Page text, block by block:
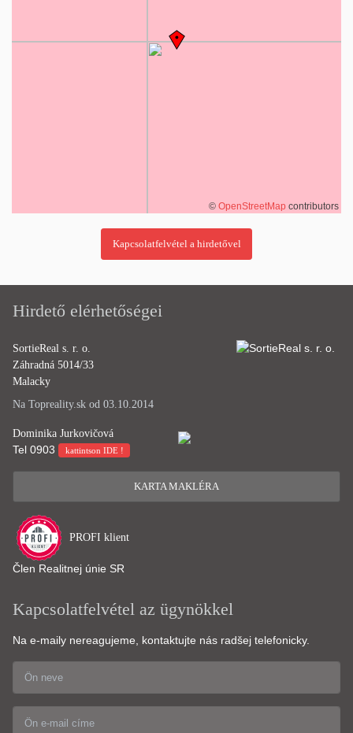
© OpenStreetMap contributors
Hirdető elérhetőségei
SortieReal s. r. o.
Záhradná 5014/33
Malacky
Na Topreality.sk od 03.10.2014
Dominika Jurkovičová
Tel 0903 kattintson IDE !
KARTA MAKLÉRA
PROFI klient
Člen Realitnej únie SR
Kapcsolatfelvétel az ügynökkel
Na e-maily nereagujeme, kontaktujte nás radšej telefonicky.